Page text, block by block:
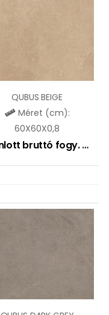
QUBUS BEIGE
Méret (cm):
60X60X0,8
Ajánlott bruttó fogy. ár: